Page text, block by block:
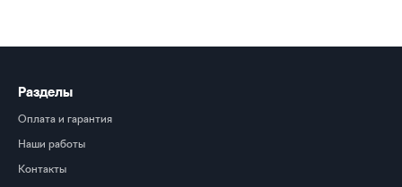
Разделы
Оплата и гарантия
Наши работы
Контакты